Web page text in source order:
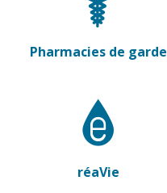
Pharmacies de garde
réaVie